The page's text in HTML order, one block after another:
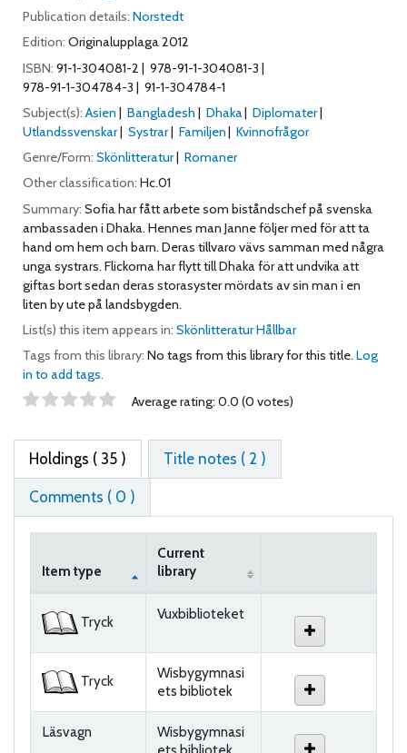
Publication details: Norstedt
Edition: Originalupplaga 2012
ISBN: 91-1-304081-2
978-91-1-304081-3
978-91-1-304784-3
91-1-304784-1
Subject(s): Asien Bangladesh Dhaka
Diplomater
Utlandssvenskar
Systrar Familjen
Kvinnofrågor
Genre/Form: Skönlitteratur
Romaner
Other classification: Hc.01
Summary: Sofia har fått arbete som biståndschef på svenska
ambassaden i Dhaka. Hennes man Janne följer med för att ta
hand om hem och barn. Deras tillvaro vävs samman med några
unga systrars. Flickorna har flytt till Dhaka för att undvika att
giftas bort sedan deras storasyster mördats av sin man i en
liten by ute på landsbygden.
List(s) this item appears in: Skönlitteratur Hållbar
Tags from this library: No tags from this library for this title. Log
in to add tags.
Star ratings Average rating: 0.0 (0 votes)
Holdings ( 35 ) Title notes ( 2 )
Comments ( 0 )
Item type
Current
library
Tryck Vuxbiblioteket
Tryck
Wisbygymnasi
ets bibliotek
Läsvagn
Wisbygymnasi